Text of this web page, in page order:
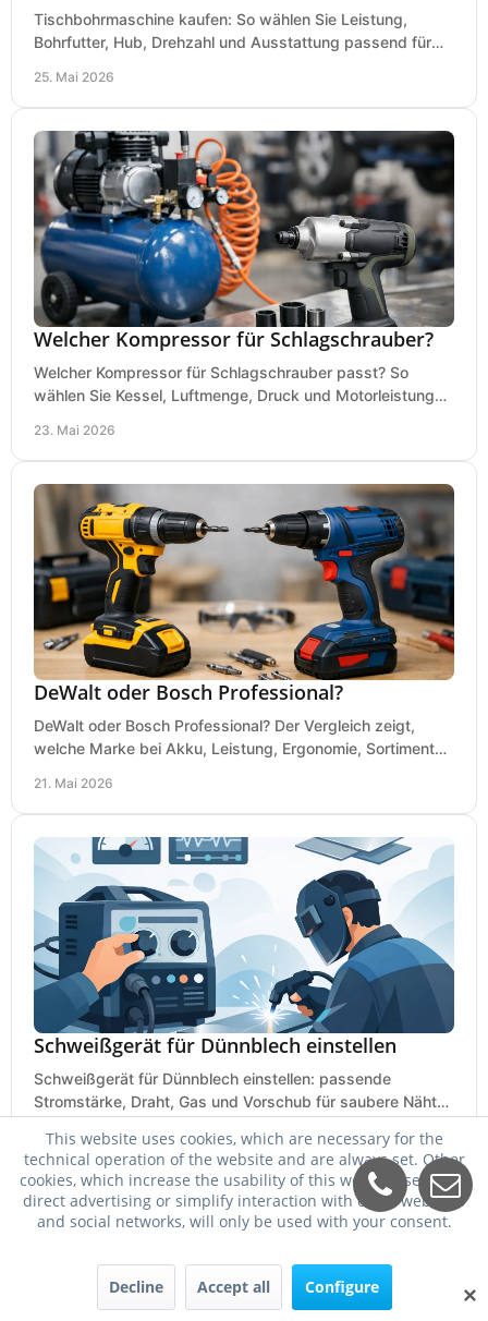
Tischbohrmaschine kaufen: So wählen Sie Leistung,
Bohrfutter, Hub, Drehzahl und Ausstattung passend für
25. Mai 2026
Welcher Kompressor für Schlagschrauber?
Welcher Kompressor für Schlagschrauber passt? So
wählen Sie Kessel, Luftmenge, Druck und Motorleistung
23. Mai 2026
DeWalt oder Bosch Professional?
DeWalt oder Bosch Professional? Der Vergleich zeigt,
welche Marke bei Akku, Leistung, Ergonomie, Sortiment
21. Mai 2026
Schweißgerät für Dünnblech einstellen
Schweißgerät für Dünnblech einstellen: passende
Stromstärke, Draht, Gas und Vorschub für saubere Nähte
19. Mai 2026
✕
This website uses cookies, which are necessary for the
technical operation of the website and are always set. Other
cookies, which increase the usability of this website, serve for
direct advertising or simplify interaction with other websites
and social networks, will only be used with your consent.
Decline Accept all Configure